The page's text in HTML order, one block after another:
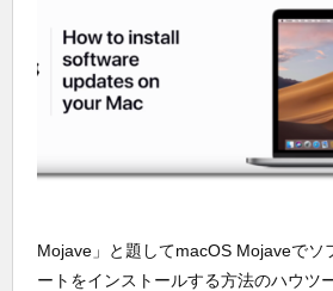
Mojave」と題してmacOS Mojaveでソ
ートをインストールする方法のハウツ